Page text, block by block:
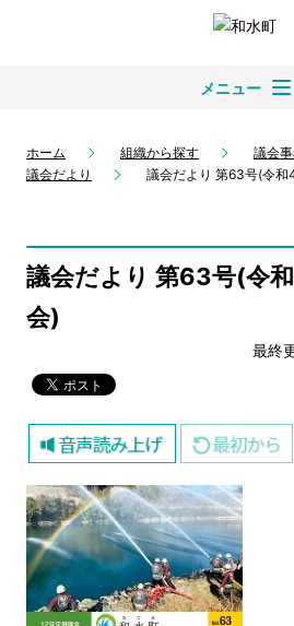
メニュー
ホーム 組織から探す
議会
議会だより
議会だより 第63号(令和
議会だより 第63号(令
会)
最終